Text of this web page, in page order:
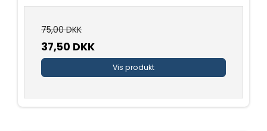
75,00 DKK
37,50 DKK
Vis produkt